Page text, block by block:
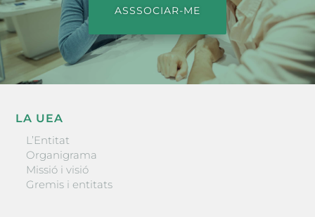
ASSSOCIAR-ME
LA UEA
L’Entitat
Organigrama
Missió i visió
Gremis i entitats